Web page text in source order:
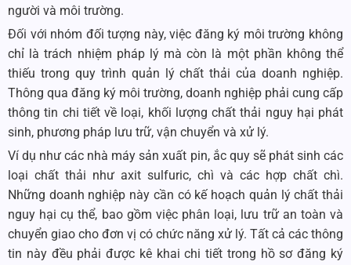
người và môi trường.
Đối với nhóm đối tượng này, việc đăng ký môi trường không
chỉ là trách nhiệm pháp lý mà còn là một phần không thể
thiếu trong quy trình quản lý chất thải của doanh nghiệp.
Thông qua đăng ký môi trường, doanh nghiệp phải cung cấp
thông tin chi tiết về loại, khối lượng chất thải nguy hại phát
sinh, phương pháp lưu trữ, vận chuyển và xử lý.
Ví dụ như các nhà máy sản xuất pin, ắc quy sẽ phát sinh các
loại chất thải như axit sulfuric, chì và các hợp chất chì.
Những doanh nghiệp này cần có kế hoạch quản lý chất thải
nguy hại cụ thể, bao gồm việc phân loại, lưu trữ an toàn và
chuyển giao cho đơn vị có chức năng xử lý. Tất cả các thông
tin này đều phải được kê khai chi tiết trong hồ sơ đăng ký